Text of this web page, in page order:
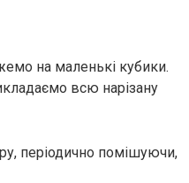
на маленькі кубики.
всю нарізану
періодично помішуючи,